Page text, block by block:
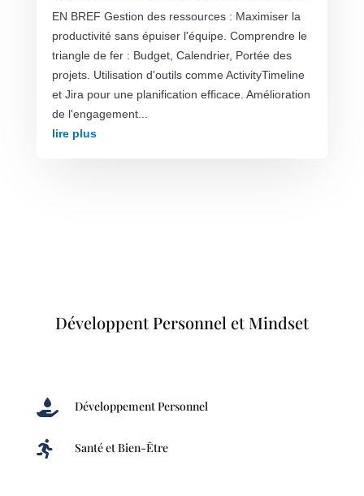
EN BREF Gestion des ressources : Maximiser la
productivité sans épuiser l'équipe. Comprendre le
triangle de fer : Budget, Calendrier, Portée des
projets. Utilisation d'outils comme ActivityTimeline
et Jira pour une planification efficace. Amélioration
de l'engagement...
lire plus
Développent Personnel et Mindset
 Développement Personnel
 Santé et Bien-Être